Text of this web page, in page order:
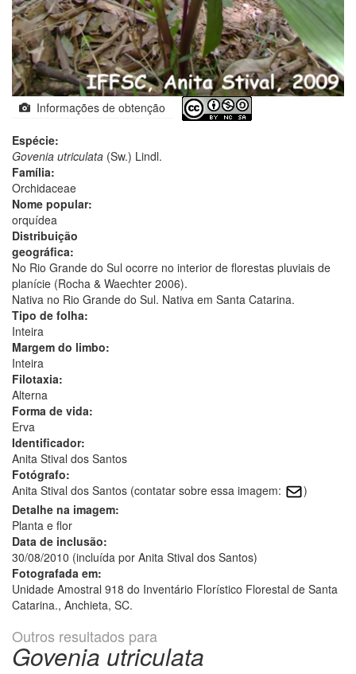
Informações de obtenção
Espécie:
Govenia utriculata (Sw.) Lindl.
Família:
Orchidaceae
Nome popular:
orquídea
Distribuição
geográfica:
No Rio Grande do Sul ocorre no interior de florestas pluviais de
planície (Rocha & Waechter 2006).
Nativa no Rio Grande do Sul. Nativa em Santa Catarina.
Tipo de folha:
Inteira
Margem do limbo:
Inteira
Filotaxia:
Alterna
Forma de vida:
Erva
Identificador:
Anita Stival dos Santos
Fotógrafo:
Anita Stival dos Santos (contatar sobre essa imagem:
)
Detalhe na imagem:
Planta e flor
Data de inclusão:
30/08/2010 (incluída por Anita Stival dos Santos)
Fotografada em:
Unidade Amostral 918 do Inventário Florístico Florestal de Santa
Catarina., Anchieta, SC.
Outros resultados para
Govenia utriculata